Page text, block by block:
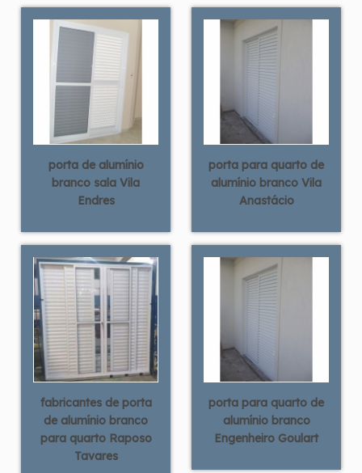
porta de alumínio
branco sala Vila
Endres
porta para quarto de
alumínio branco Vila
Anastácio
fabricantes de porta
de alumínio branco
para quarto Raposo
Tavares
porta para quarto de
alumínio branco
Engenheiro Goulart